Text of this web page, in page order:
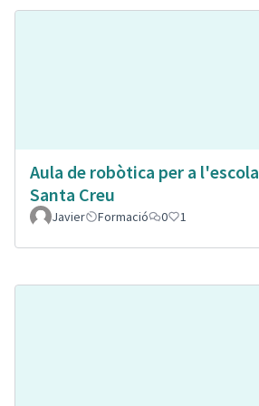
Aula de robòtica per a l'escola
Santa Creu
Javier Formació 0 1